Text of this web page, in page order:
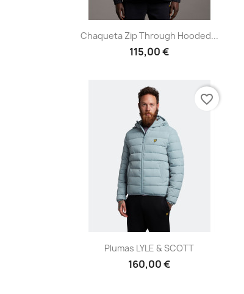
Vista rápida
Chaqueta Zip Through Hooded...
115,00 €
Vista rápida
Plumas LYLE & SCOTT
160,00 €
favorite_border